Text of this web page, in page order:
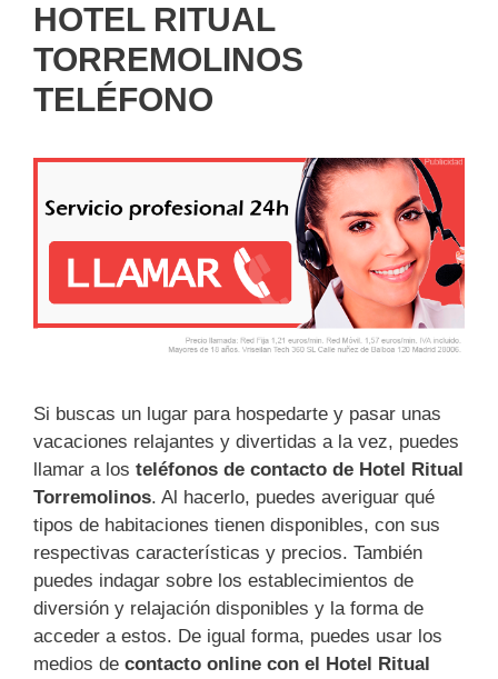
HOTEL RITUAL
TORREMOLINOS
TELÉFONO
Si buscas un lugar para hospedarte y pasar unas
vacaciones relajantes y divertidas a la vez, puedes
llamar a los teléfonos de contacto de Hotel Ritual
Torremolinos. Al hacerlo, puedes averiguar qué
tipos de habitaciones tienen disponibles, con sus
respectivas características y precios. También
puedes indagar sobre los establecimientos de
diversión y relajación disponibles y la forma de
acceder a estos. De igual forma, puedes usar los
medios de contacto online con el Hotel Ritual